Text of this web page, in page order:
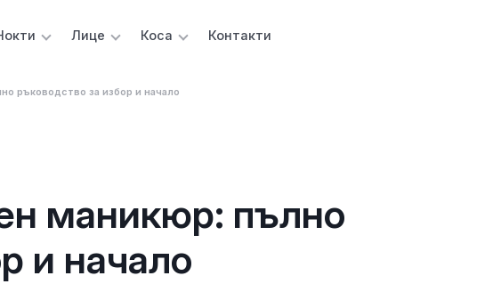
Лице Коса Контакти
ръководство за избор и начало
маникюр: пълно
и начало